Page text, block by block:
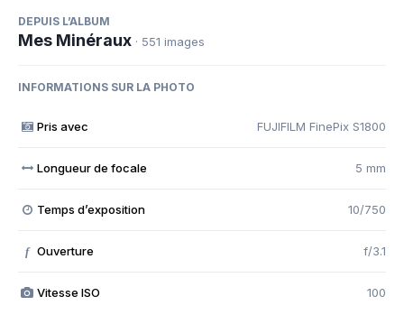
DEPUIS L’ALBUM
Mes Minéraux · 551 images
INFORMATIONS SUR LA PHOTO
Pris avec FUJIFILM FinePix S1800
Longueur de focale 5 mm
Temps d’exposition 10/750
f Ouverture f/3.1
Vitesse ISO 100